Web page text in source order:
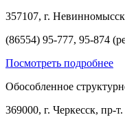
357107, г.
(86554) 95-777, 95-874
Посмотреть подробнее
Обособленное
369000, г. Черкесск, пр-